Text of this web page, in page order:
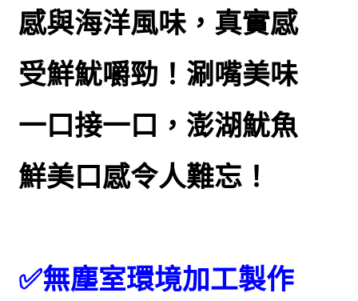
感與海洋風味，真實感
受鮮魷嚼勁！涮嘴美味
一口接一口，澎湖魷魚
鮮美口感令人難忘！
✅無塵室環境加工製作